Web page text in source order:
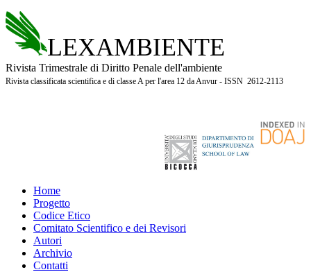
LEXAMBIENTE
Rivista Trimestrale di Diritto Penale dell'ambiente
Rivista classificata scientifica e di classe A per l'area 12 da Anvur - ISSN 2612-2113
Home
Progetto
Codice Etico
Comitato Scientifico e dei Revisori
Autori
Archivio
Contatti